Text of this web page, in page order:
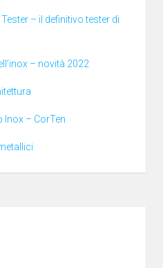
– il definitivo tester di
– novità 2022
Inox – CorTen